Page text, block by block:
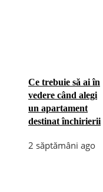
Ce trebuie să ai în
vedere când alegi
un apartament
destinat închirierii
2 săptămâni ago